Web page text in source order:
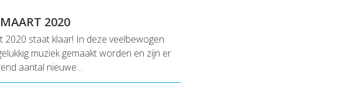
2020
staat klaar! In deze veelbewogen
muziek gemaakt worden en zijn er
aantal nieuwe…